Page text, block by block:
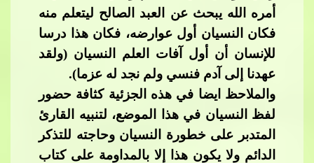
أمره الله يبحث عن العبد الصالح ليتعلم منه
فكان النسيان أول عوارضه، فكان هذا درسا
للإنسان أن أول آفات العلم النسيان (ولقد
عهدنا إلى آدم فنسي ​​ ولم نجد له عزما).
والملاحظ ايضا في هذه الجزئية كثافة حضور
لفظ النسيان في هذا الموضع، لتنبيه القارئ
المتدبر على خطورة النسيان وحاجته للتذكر
الدائم ولا يكون هذا إلا بالمداومة على كتاب